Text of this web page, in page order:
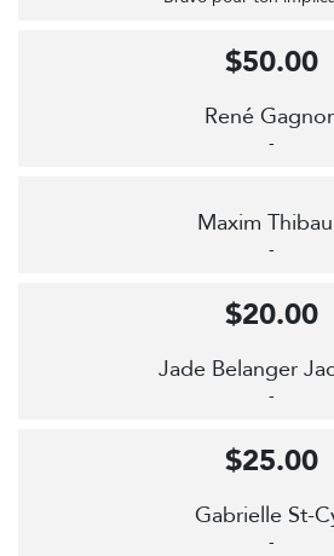
René
-
$50.00
Maxim
-
Jade Belanger
-
$20.00
Gabrielle St-
-
$25.00